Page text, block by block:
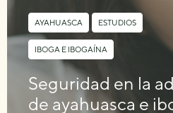
AYAHUASCA ESTUDIOS
IBOGA E IBOGAÍNA
Seguridad en la
de ayahuasca e